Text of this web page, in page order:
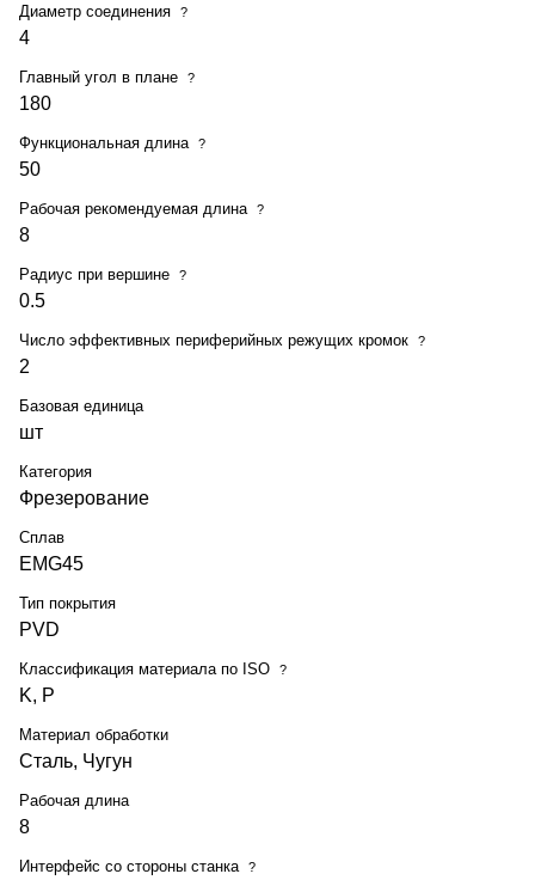
Диаметр соединения ?
4
Главный угол в плане ?
180
Функциональная длина ?
50
Рабочая рекомендуемая длина ?
8
Радиус при вершине ?
0.5
Число эффективных периферийных режущих кромок ?
2
Базовая единица
шт
Категория
Фрезерование
Сплав
EMG45
Тип покрытия
PVD
Классификация материала по ISO ?
K, P
Материал обработки
Сталь, Чугун
Рабочая длина
8
Интерфейс со стороны станка ?